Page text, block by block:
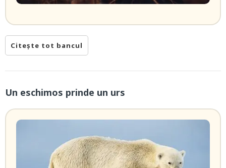
Citește tot bancul
Un eschimos prinde un urs